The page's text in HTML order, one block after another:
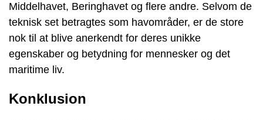
Middelhavet, Beringhavet og flere andre. Selvom de
teknisk set betragtes som havområder, er de store
nok til at blive anerkendt for deres unikke
egenskaber og betydning for mennesker og det
maritime liv.
Konklusion